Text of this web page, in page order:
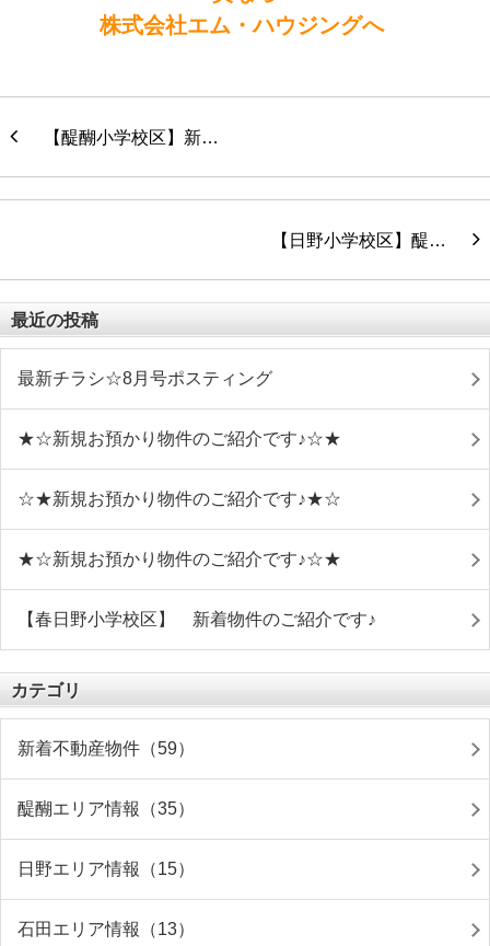
株式会社エム・ハウジングへ
【醍醐小学校区】新…
【日野小学校区】醍…
最近の投稿
最新チラシ☆8月号ポスティング
★☆新規お預かり物件のご紹介です♪☆★
☆★新規お預かり物件のご紹介です♪★☆
★☆新規お預かり物件のご紹介です♪☆★
【春日野小学校区】 新着物件のご紹介です♪
カテゴリ
新着不動産物件（59）
醍醐エリア情報（35）
日野エリア情報（15）
石田エリア情報（13）